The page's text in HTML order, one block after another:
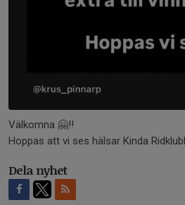
Välkomna 🤗!!
Hoppas att vi ses hälsar Kinda
Dela nyhet